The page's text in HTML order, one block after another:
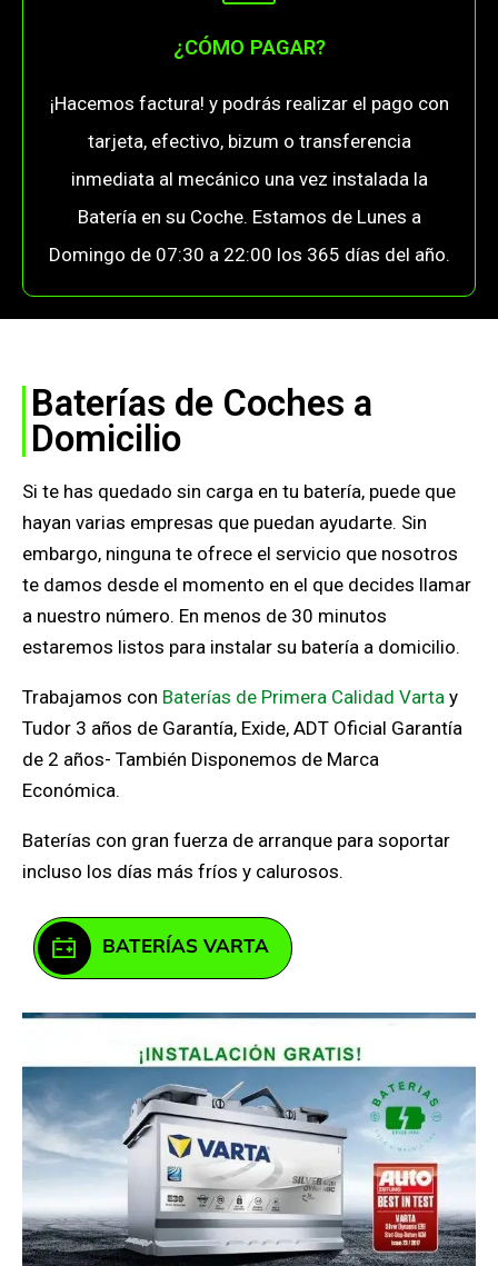
¿CÓMO PAGAR?
¡Hacemos factura! y podrás realizar el pago con
tarjeta, efectivo, bizum o transferencia
inmediata al mecánico una vez instalada la
Batería en su Coche. Estamos de Lunes a
Domingo de 07:30 a 22:00 los 365 días del año.
Baterías de Coches a
Domicilio
Si te has quedado sin carga en tu batería, puede que
hayan varias empresas que puedan ayudarte. Sin
embargo, ninguna te ofrece el servicio que nosotros
te damos desde el momento en el que decides llamar
a nuestro número. En menos de 30 minutos
estaremos listos para instalar su batería a domicilio.
Trabajamos con Baterías de Primera Calidad Varta y
Tudor 3 años de Garantía, Exide, ADT Oficial Garantía
de 2 años- También Disponemos de Marca
Económica.
Baterías con gran fuerza de arranque para soportar
incluso los días más fríos y calurosos.
BATERÍAS VARTA